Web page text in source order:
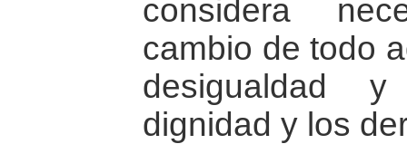
considera
cambio de todo
desigualdad
dignidad y los